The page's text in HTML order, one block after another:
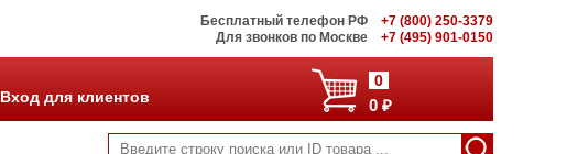
Бесплатный телефон РФ
+7 (800) 250-3379
Для звонков по Москве
+7 (495) 901-0150
0
0 ₽
Вход для клиентов